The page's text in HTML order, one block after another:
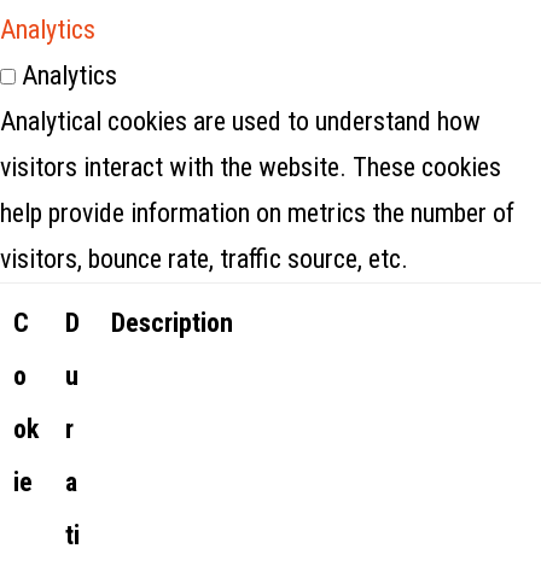
Analytics
Analytics
Analytical cookies are used to understand how
visitors interact with the website. These cookies
help provide information on metrics the number of
visitors, bounce rate, traffic source, etc.
C
o
ok
ie
D
u
r
a
ti
Description